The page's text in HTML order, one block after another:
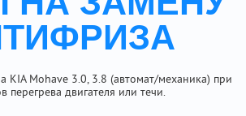
KIA Mohave 3.0, 3.8 (автомат/механика) при
перегрева двигателя или течи.